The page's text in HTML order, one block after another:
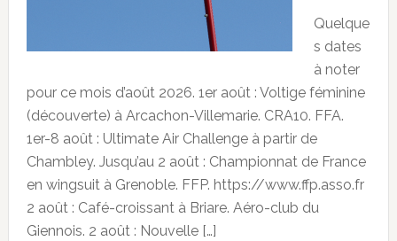
Quelque
s dates
à noter
pour ce mois d’août 2026. 1er août : Voltige féminine
(découverte) à Arcachon-Villemarie. CRA10. FFA.
1er-8 août : Ultimate Air Challenge à partir de
Chambley. Jusqu’au 2 août : Championnat de France
en wingsuit à Grenoble. FFP. https://www.ffp.asso.fr
2 août : Café-croissant à Briare. Aéro-club du
Giennois. 2 août : Nouvelle […]